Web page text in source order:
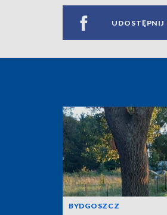
UDOSTĘPNIJ
BYDGOSZCZ